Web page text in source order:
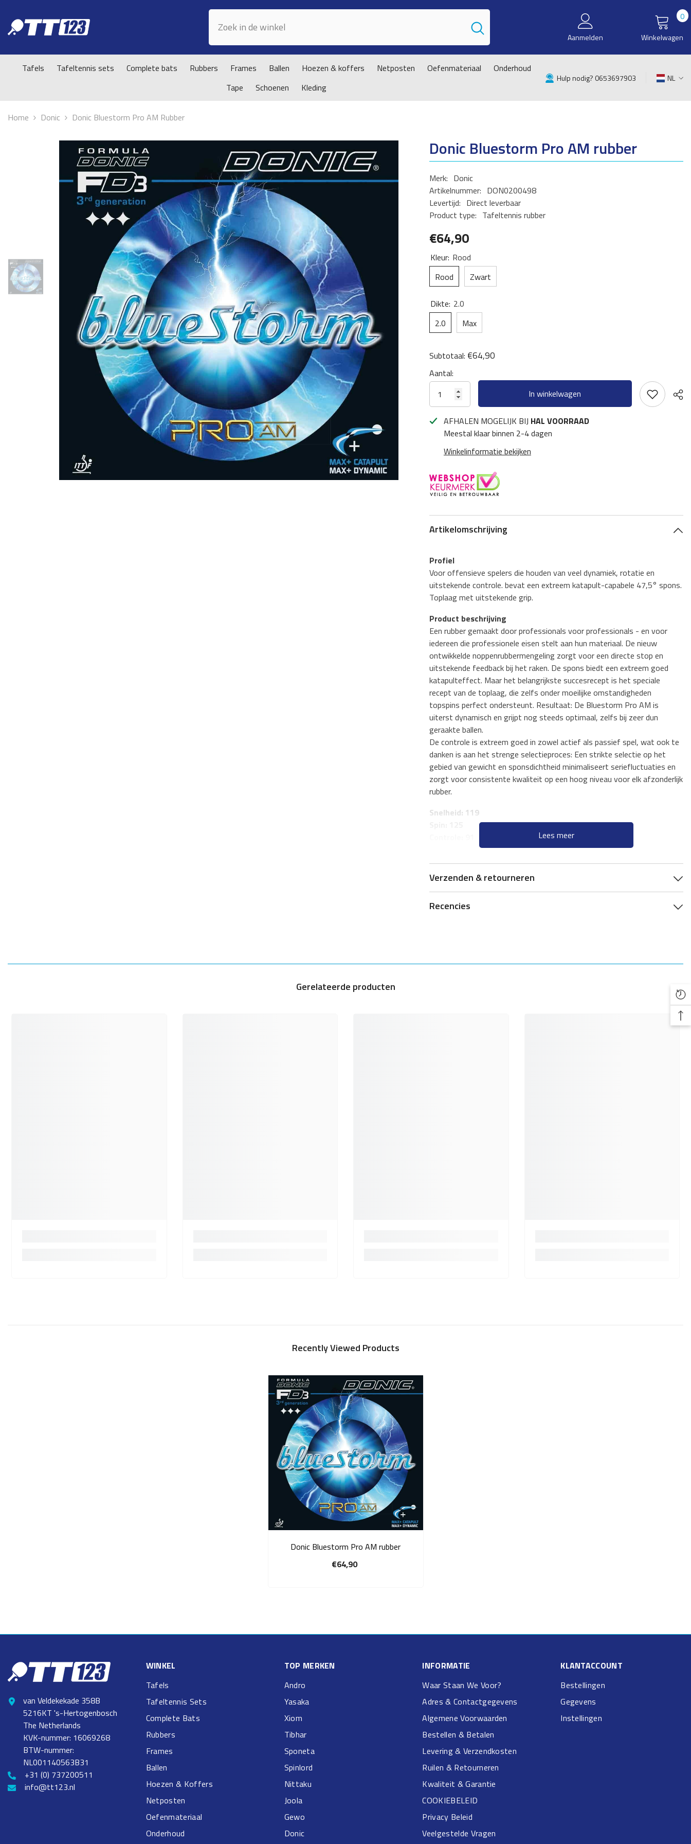
Aanmelden Winkelwagen
00
Tafels Tafeltennis sets Complete bats Rubbers Frames Ballen Hoezen & koffers Netposten Oefenmateriaal
Onderhoud
Tape
Schoenen Kleding
Hulp nodig? 0653697903 NL
Home Donic Donic Bluestorm Pro AM Rubber
Donic Bluestorm Pro AM rubber
Merk: Donic
Artikelnummer: DON0200498
Levertijd: Direct leverbaar
Product type: Tafeltennis rubber
€64,90
Kleur: Rood
Rood
Zwart
Dikte: 2.0
2.0
Max
Subtotaal: €64,90
Aantal:
In winkelwagen
AFHALEN MOGELIJK BIJ HAL VOORRAAD
Meestal klaar binnen 2-4 dagen
Winkelinformatie bekijken
Artikelomschrijving
Profiel
Voor offensieve spelers die houden van veel dynamiek, rotatie en
uitstekende controle. bevat een extreem katapult-capabele 47,5° spons.
Toplaag met uitstekende grip.
Product beschrijving
Een rubber gemaakt door professionals voor professionals - en voor
iedereen die professionele eisen stelt aan hun materiaal. De nieuw
ontwikkelde noppenrubbermengeling zorgt voor een directe stop en
uitstekende feedback bij het raken. De spons biedt een extreem goed
katapulteffect. Maar het belangrijkste succesrecept is het speciale
recept van de toplaag, die zelfs onder moeilijke omstandigheden
topspins perfect ondersteunt. Resultaat: De Bluestorm Pro AM is
uiterst dynamisch en grijpt nog steeds optimaal, zelfs bij zeer dun
geraakte ballen.
De controle is extreem goed in zowel actief als passief spel, wat ook te
danken is aan het strenge selectieproces: Een strikte selectie op het
gebied van gewicht en sponsdichtheid minimaliseert seriefluctuaties en
zorgt voor consistente kwaliteit op een hoog niveau voor elk afzonderlijk
rubber.
Snelheid: 119
Hardheid: 47,5°
Lees meer
Verzenden & retourneren
Recencies
Gerelateerde producten
Recently Viewed Products
Donic Bluestorm Pro AM rubber
€64,90
van Veldekekade 358B
5216KT 's-Hertogenbosch
The Netherlands
KVK-nummer: 16069268
BTW-nummer:
NL001140563B31
+31 (0) 737200511
info@tt123.nl
WINKEL
Tafels
Tafeltennis Sets
Complete Bats
Rubbers
Frames
Ballen
Hoezen & Koffers
Netposten
Oefenmateriaal
Onderhoud
TOP MERKEN
Andro
Yasaka
Xiom
Tibhar
Sponeta
Spinlord
Nittaku
Joola
Gewo
Donic
INFORMATIE
Waar Staan We Voor?
Adres & Contactgegevens
Algemene Voorwaarden
Bestellen & Betalen
Levering & Verzendkosten
Ruilen & Retourneren
Kwaliteit & Garantie
COOKIEBELEID
Privacy Beleid
Veelgestelde Vragen
KLANTACCOUNT
Bestellingen
Gegevens
Instellingen